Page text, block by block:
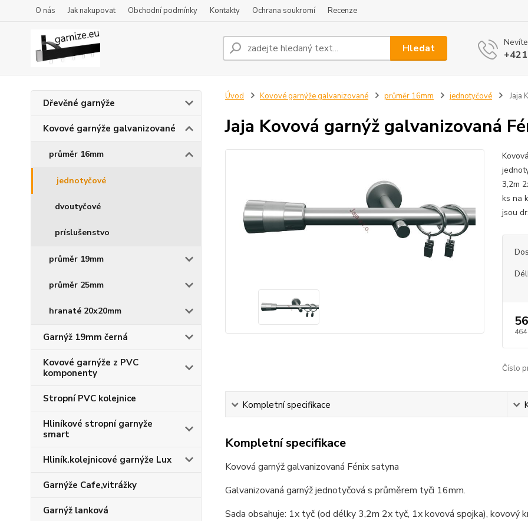
O nás Jak nakupovat Obchodní podmínky Kontakty Ochrana soukromí Recenze
Hledat
Dřevěné garnýže
Kovové garnýže galvanizované
průměr 16mm
jednotyčové
dvoutyčové
príslušenstvo
průměr 19mm
průměr 25mm
hranaté 20x20mm
Garnýž 19mm černá
Kovové garnýže z PVC
komponenty
Stropní PVC kolejnice
Hliníkové stropní garnyže
smart
Hliník.kolejnicové garnýže Lux
Garnýže Cafe,vitrážky
Garnýž lanková
Úvod Kovové garnýže galvanizované průměr 16mm jednotyčové Jaja
Jaja Kovová garnýž galvanizovaná
3,2m
ks na
jsou
464
Číslo
Kompletní specifikace
Kompletní specifikace
Kovová garnýž galvanizovaná Fénix satyna
Galvanizovaná garnýž jednotyčová s průměrem tyči 16mm.
Sada obsahuje: 1x tyč (od délky 3,2m 2x tyč, 1x kovová spojka), kovový